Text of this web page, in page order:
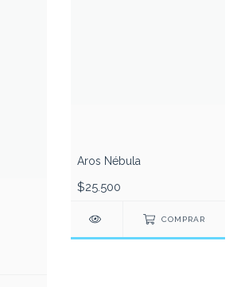
Aros Nébula
$25.500
COMPRAR